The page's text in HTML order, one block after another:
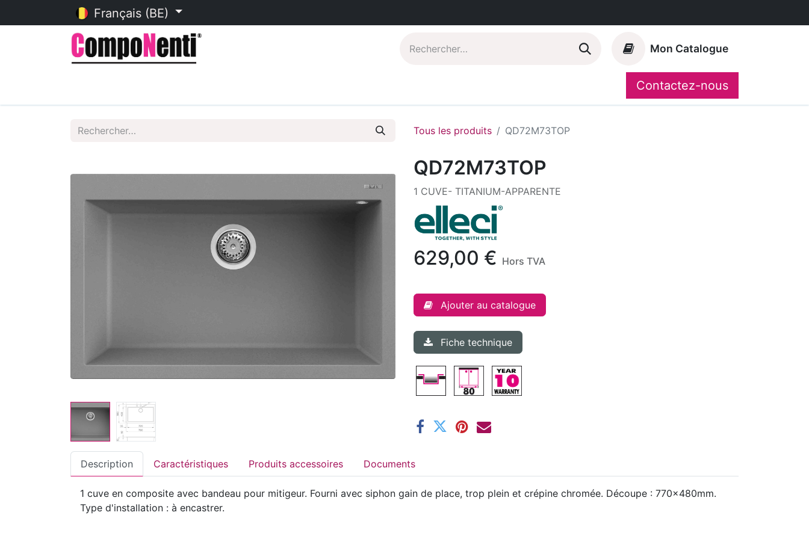
Français (BE)
Mon Catalogue
CompoShop
Contactez-nous
Tous les produits QD72M73TOP
QD72M73TOP
1 CUVE- TITANIUM-APPARENTE
629,00 € Hors TVA
Ajouter au catalogue
Fiche technique
Description Caractéristiques Produits accessoires Documents
1 cuve en composite avec bandeau pour mitigeur. Fourni avec siphon gain de place, trop plein et crépine chromée. Découpe : 770x480mm.
Type d'installation : à encastrer.